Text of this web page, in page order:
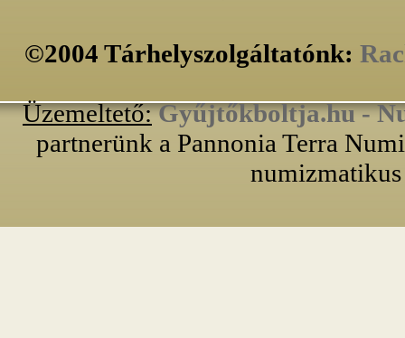
©2004 Tárhelyszolgáltatónk:
Üzemeltető: Gyűjtőkboltja.hu -
partnerünk a Pannonia Terra
numizmatikus